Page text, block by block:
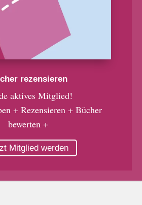
rezensieren
aktives Mitglied!
+ Rezensieren + Bücher
bewerten +
Mitglied werden